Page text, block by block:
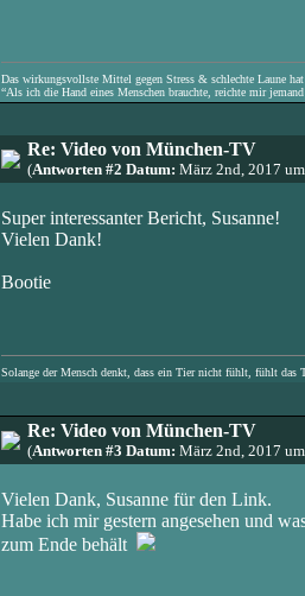
Das wirkungsvollste Mittel gegen Stress & schlechte Laune
“Als ich die Hand eines Menschen brauchte, reichte mir jemand
Re: Video von München-TV
(Antworten #2 Datum: März 2nd, 2017
Super interessanter Bericht, Susanne!
Vielen Dank!
Bootie
Solange der Mensch denkt, dass ein Tier nicht fühlt, fühlt das
Re: Video von München-TV
(Antworten #3 Datum: März 2nd, 2017
Vielen Dank, Susanne für den Link.
Habe ich mir gestern angesehen und
zum Ende behält